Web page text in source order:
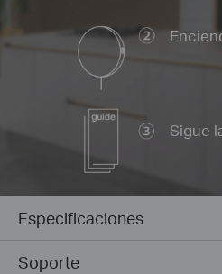
Sigue
Especificaciones
Soporte